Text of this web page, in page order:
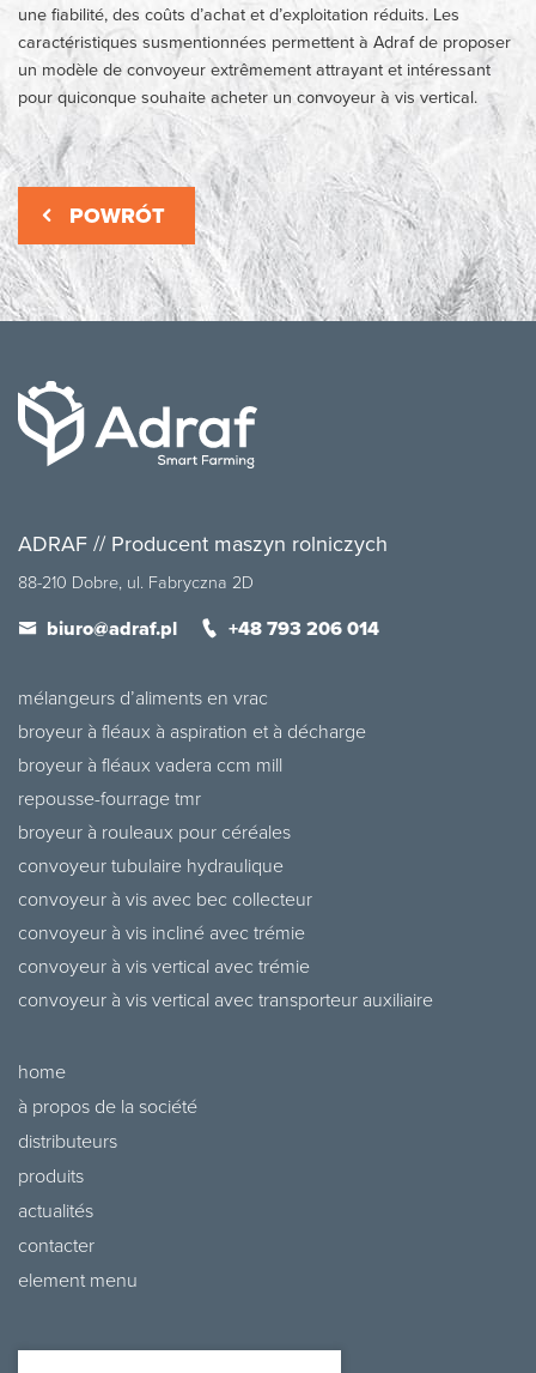
une fiabilité, des coûts d’achat et d’exploitation réduits. Les
caractéristiques susmentionnées permettent à Adraf de proposer
un modèle de convoyeur extrêmement attrayant et intéressant
pour quiconque souhaite acheter un convoyeur à vis vertical.
POWRÓT
ADRAF // Producent maszyn rolniczych
88-210 Dobre, ul. Fabryczna 2D
biuro@adraf.pl +48 793 206 014
home
à propos de la société
distributeurs
produits
actualités
contacter
element menu
mélangeurs d’aliments en vrac
broyeur à fléaux à aspiration et à décharge
broyeur à fléaux vadera ccm mill
repousse-fourrage tmr
broyeur à rouleaux pour céréales
convoyeur tubulaire hydraulique
convoyeur à vis avec bec collecteur
convoyeur à vis incliné avec trémie
convoyeur à vis vertical avec trémie
convoyeur à vis vertical avec transporteur auxiliaire